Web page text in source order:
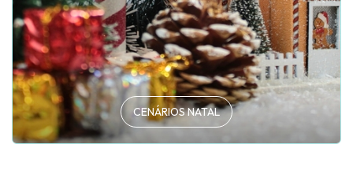
CENÁRIOS NATAL